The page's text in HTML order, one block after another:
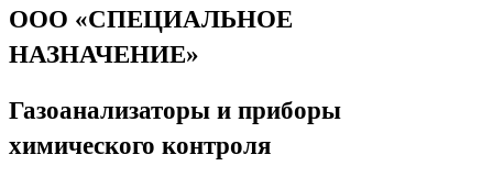
ООО «СПЕЦИАЛЬНОЕ
НАЗНАЧЕНИЕ»
Газоанализаторы и приборы
химического контроля